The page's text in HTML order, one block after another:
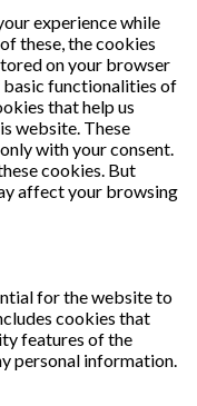
experience while
these, the cookies
on your browser
basic functionalities of
that help us
website. These
with your consent.
cookies. But
affect your browsing
for the website to
cookies that
features of the
personal information.